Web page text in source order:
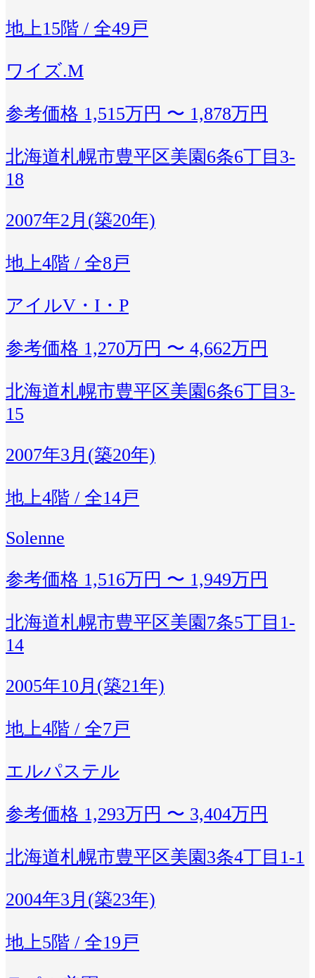
地上15階 / 全49戸
ワイズ.M
参考価格 1,515万円 〜 1,878万円
北海道札幌市豊平区美園6条6丁目3-
18
2007年2月(築20年)
地上4階 / 全8戸
アイルV・I・P
参考価格 1,270万円 〜 4,662万円
北海道札幌市豊平区美園6条6丁目3-
15
2007年3月(築20年)
地上4階 / 全14戸
Solenne
参考価格 1,516万円 〜 1,949万円
北海道札幌市豊平区美園7条5丁目1-
14
2005年10月(築21年)
地上4階 / 全7戸
エルパステル
参考価格 1,293万円 〜 3,404万円
北海道札幌市豊平区美園3条4丁目1-1
2004年3月(築23年)
地上5階 / 全19戸